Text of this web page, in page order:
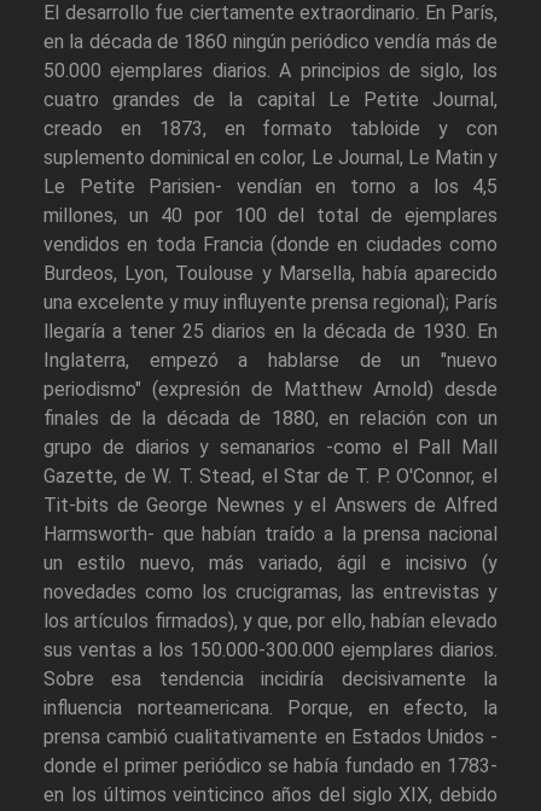
El desarrollo fue ciertamente extraordinario. En París,
en la década de 1860 ningún periódico vendía más de
50.000 ejemplares diarios. A principios de siglo, los
cuatro grandes de la capital Le Petite Journal,
creado en 1873, en formato tabloide y con
suplemento dominical en color, Le Journal, Le Matin y
Le Petite Parisien- vendían en torno a los 4,5
millones, un 40 por 100 del total de ejemplares
vendidos en toda Francia (donde en ciudades como
Burdeos, Lyon, Toulouse y Marsella, había aparecido
una excelente y muy influyente prensa regional); París
llegaría a tener 25 diarios en la década de 1930. En
Inglaterra, empezó a hablarse de un "nuevo
periodismo" (expresión de Matthew Arnold) desde
finales de la década de 1880, en relación con un
grupo de diarios y semanarios -como el Pall Mall
Gazette, de W. T. Stead, el Star de T. P. O'Connor, el
Tit-bits de George Newnes y el Answers de Alfred
Harmsworth- que habían traído a la prensa nacional
un estilo nuevo, más variado, ágil e incisivo (y
novedades como los crucigramas, las entrevistas y
los artículos firmados), y que, por ello, habían elevado
sus ventas a los 150.000-300.000 ejemplares diarios.
Sobre esa tendencia incidiría decisivamente la
influencia norteamericana. Porque, en efecto, la
prensa cambió cualitativamente en Estados Unidos -
donde el primer periódico se había fundado en 1783-
en los últimos veinticinco años del siglo XIX, debido